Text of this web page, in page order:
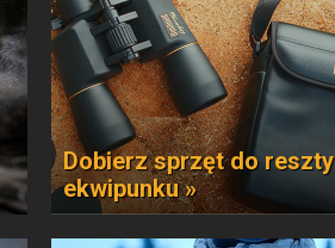
Dobierz sprzęt do reszty
ekwipunku »